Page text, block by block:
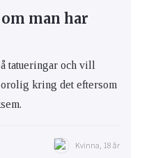
man har
tatueringar och vill
kring det eftersom
Kvinna, 18 år